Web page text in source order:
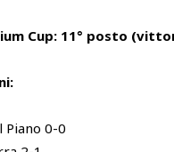
Cup: 11° posto
Piano 0-0